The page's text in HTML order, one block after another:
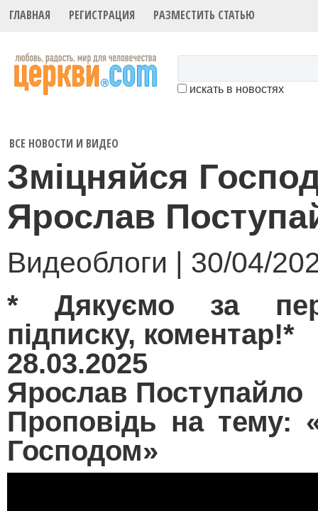
ГЛАВНАЯ РЕГИСТРАЦИЯ РАЗМЕСТИТЬ СТАТЬЮ
искать в новостях
ВСЕ НОВОСТИ И ВИДЕО
Зміцняйся
Ярослав
Видеоблоги | 30/04/
* Дякуємо за
підписку, коментар!*
28.03.2025
Ярослав Поступайло
Проповідь на тему:
Господом»